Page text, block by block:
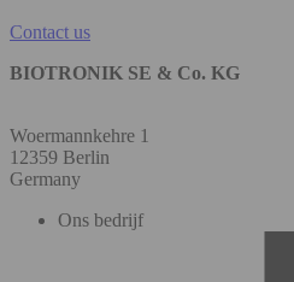
Contact us
BIOTRONIK SE & Co. KG
Woermannkehre 1
12359 Berlin
Germany
Ons bedrijf